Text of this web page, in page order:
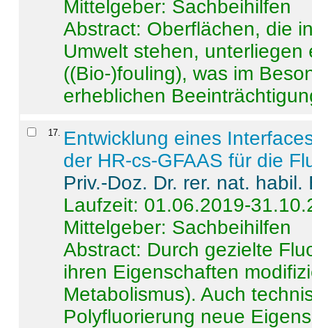
Mittelgeber: Sachbeihilfen
Abstract: Oberflächen, die
Umwelt stehen,
((Bio-)fouling), was im
erheblichen
17
Entwicklung eines
der HR-cs-GFAAS für die
Priv.-Doz. Dr. rer. nat.
Laufzeit: 01.06.2019-
Mittelgeber: Sachbeihilfen
Abstract: Durch gezielte
ihren Eigenschaften
Metabolismus). Auch
Polyfluorierung neue